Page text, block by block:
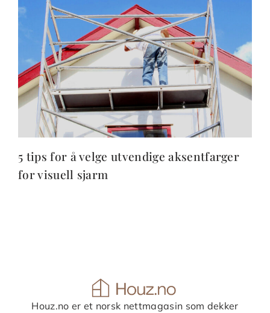
5 tips for å velge utvendige aksentfarger
for visuell sjarm
Houz.no er et norsk nettmagasin som dekker